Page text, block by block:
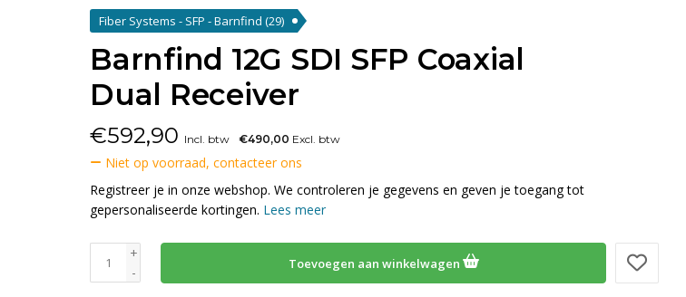
Fiber Systems - SFP - Barnfind (29)
Barnfind 12G SDI SFP Coaxial
Dual Receiver
€592,90 Incl. btw €490,00 Excl. btw
Niet op voorraad, contacteer ons
Registreer je in onze webshop. We controleren je gegevens en geven je toegang tot
gepersonaliseerde kortingen. Lees meer
+
-
Toevoegen aan winkelwagen